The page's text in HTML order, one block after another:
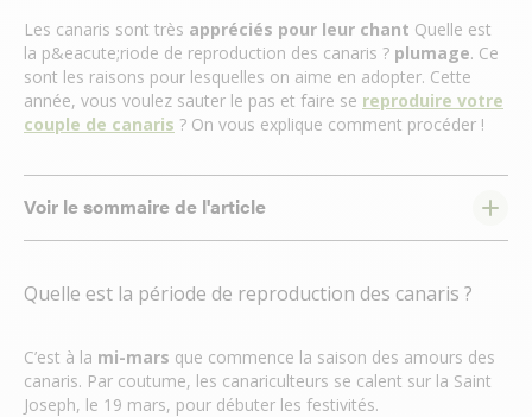
Les canaris sont très appréciés pour leur chant Quelle est
la p&eacute;riode de reproduction des canaris ? plumage. Ce
sont les raisons pour lesquelles on aime en adopter. Cette
année, vous voulez sauter le pas et faire se reproduire votre
couple de canaris ? On vous explique comment procéder !
Voir le sommaire de l'article
Quelle est la période de reproduction des canaris ?
C’est à la mi-mars que commence la saison des amours des
canaris. Par coutume, les canariculteurs se calent sur la Saint
Joseph, le 19 mars, pour débuter les festivités.